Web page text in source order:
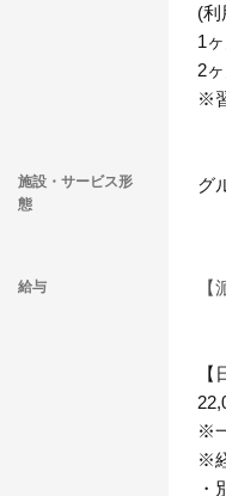
(利
1
2
※
施設・サービス形
態
グ
給与
【
※
※
・